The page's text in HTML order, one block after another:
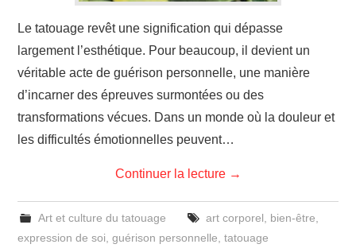
Le tatouage revêt une signification qui dépasse
largement l’esthétique. Pour beaucoup, il devient un
véritable acte de guérison personnelle, une manière
d’incarner des épreuves surmontées ou des
transformations vécues. Dans un monde où la douleur et
les difficultés émotionnelles peuvent…
Continuer la lecture →
Art et culture du tatouage art corporel bien-être
expression de soi ,guérison personnelle ,tatouage